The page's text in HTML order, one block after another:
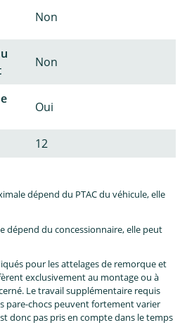
Non
Non
Oui
12
dépend du PTAC du véhicule, elle
dépend du concessionnaire, elle peut
pour les attelages de remorque et
exclusivement au montage ou à
Le travail supplémentaire requis
pare-chocs peuvent fortement varier
donc pas pris en compte dans le temps